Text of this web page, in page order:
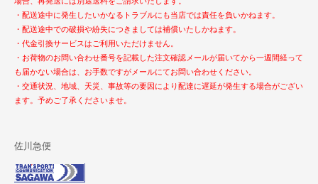
・配送途中に発生したいかなるトラブルにも当店では責任を負いかねます。
・配送途中での破損や紛失につきましては補償いたしかねます。
・代金引換サービスはご利用いただけません。
・お荷物のお問い合わせ番号を記載した注文確認メールが届いてから一週間経って
も届かない場合は、お手数ですがメールにてお問い合わせください。
・交通状況、地域、天災、事故等の要因により配達に遅延が発生する場合がござい
ます。予めご了承くださいませ。
佐川急便